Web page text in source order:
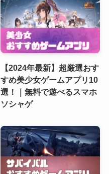
【2024年最新】超厳選おす
すめ美少女ゲームアプリ10
選！｜無料で遊べるスマホ
ソシャゲ